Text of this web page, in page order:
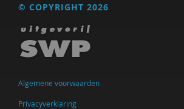
Frédéric V ndenberghe
drs. Norbert D. de Kooter
© COPYRIGHT 2026
Algemene voorwaarden
Privacyverklaring